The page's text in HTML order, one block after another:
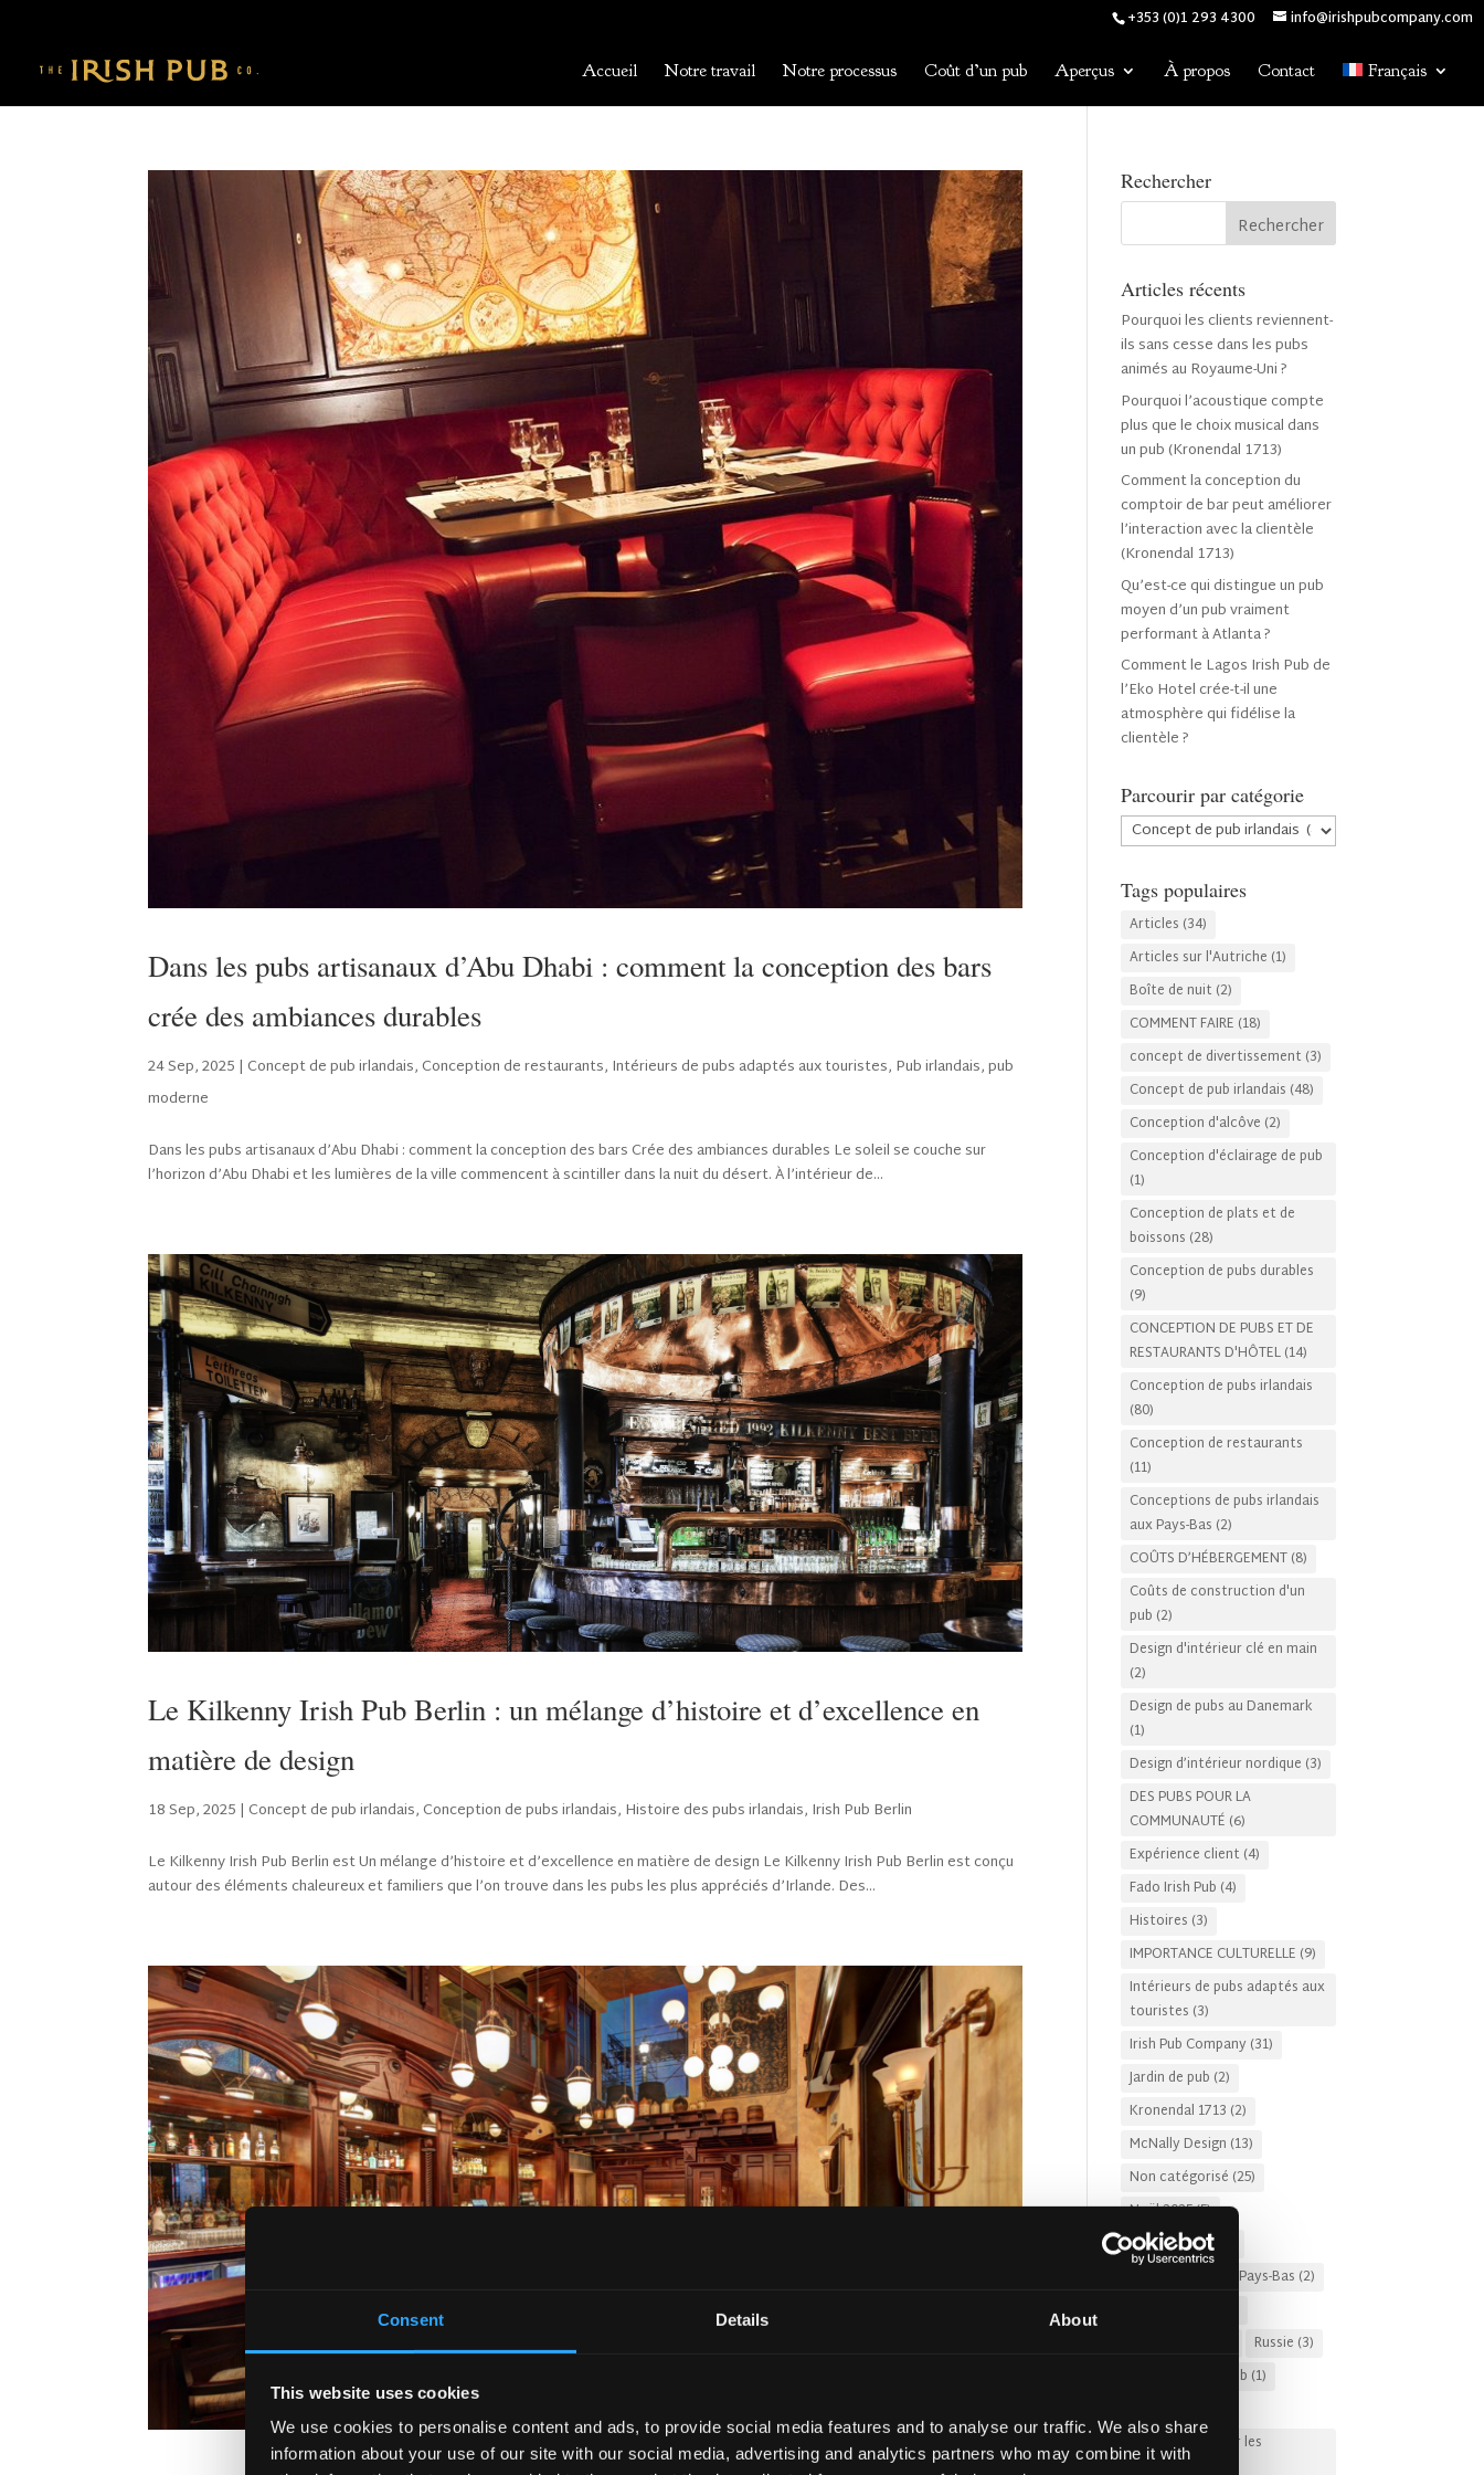
Consent Details About
This website uses cookies
We use cookies to personalise content and ads, to provide social media features and to analyse our traffic. We also share
information about your use of our site with our social media, advertising and analytics partners who may combine it with
+353 (0)1 293 4300 info@irishpubcompany.com
Accueil Notre travail Notre processus Coût d’un pub Aperçus À propos Contact Français
Dans les pubs artisanaux d’Abu Dhabi : comment la conception des bars
crée des ambiances durables
24 Sep, 2025 |Concept de pub irlandais,Conception de restaurants, Intérieurs de pubs adaptés aux touristes, Pub irlandais,pub
moderne
Dans les pubs artisanaux d’Abu Dhabi : comment la conception des bars Crée des ambiances durables Le soleil se couche sur
l’horizon d’Abu Dhabi et les lumières de la ville commencent à scintiller dans la nuit du désert. À l’intérieur de...
Le Kilkenny Irish Pub Berlin : un mélange d’histoire et d’excellence en
matière de design
18 Sep, 2025 |Concept de pub irlandais,Conception de pubs irlandais, Histoire des pubs irlandais, Irish Pub Berlin
Le Kilkenny Irish Pub Berlin est Un mélange d’histoire et d’excellence en matière de design Le Kilkenny Irish Pub Berlin est conçu
autour des éléments chaleureux et familiers que l’on trouve dans les pubs les plus appréciés d’Irlande. Des...
Rechercher
Articles récents
Pourquoi les clients reviennent-
ils sans cesse dans les pubs
animés au Royaume-Uni ?
Pourquoi l’acoustique compte
plus que le choix musical dans
un pub (Kronendal 1713)
Comment la conception du
comptoir de bar peut améliorer
l’interaction avec la clientèle
(Kronendal 1713)
Qu’est-ce qui distingue un pub
moyen d’un pub vraiment
performant à Atlanta ?
Comment le Lagos Irish Pub de
l’Eko Hotel crée-t-il une
atmosphère qui fidélise la
clientèle ?
Parcourir par catégorie
Parcourir
par
Tags populaires
Articles (34)
Articles sur l'Autriche (1)
Boîte de nuit (2)
COMMENT FAIRE (18)
concept de divertissement (3)
Concept de pub irlandais (48)
Conception d'alcôve (2)
Conception d'éclairage de pub
(1)
Conception de plats et de
boissons (28)
Conception de pubs durables
(9)
CONCEPTION DE PUBS ET DE
RESTAURANTS D'HÔTEL(14)
Conception de pubs irlandais
(80)
Conception de restaurants
(11)
Conceptions de pubs irlandais
aux Pays-Bas (2)
COÛTS D’HÉBERGEMENT(8)
Coûts de construction d'un
pub (2)
Design d'intérieur clé en main
(2)
Design de pubs au Danemark
(1)
Design d’intérieur nordique (3)
DES PUBS POUR LA
COMMUNAUTÉ (6)
Expérience client (4)
Fado Irish Pub (4)
Histoires (3)
IMPORTANCE CULTURELLE (9)
Intérieurs de pubs adaptés aux
touristes (3)
Irish Pub Company (31)
Jardin de pub (2)
Kronendal 1713 (2)
McNally Design (13)
Non catégorisé (25)
Noël 2025(5)
Pub irlandais(57)
Pub irlandais aux Pays-Bas (2)
Russie (3)
Rénovation de pub (1)
Subventions pour les
restaurants